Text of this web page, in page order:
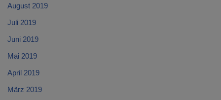
August 2019
Juli 2019
Juni 2019
Mai 2019
April 2019
März 2019